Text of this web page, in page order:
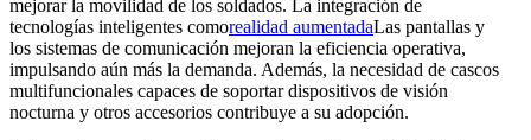
mejorar la movilidad de los soldados. La integración de
tecnologías inteligentes comorealidad aumentadaLas pantallas y
los sistemas de comunicación mejoran la eficiencia operativa,
impulsando aún más la demanda. Además, la necesidad de cascos
multifuncionales capaces de soportar dispositivos de visión
nocturna y otros accesorios contribuye a su adopción.